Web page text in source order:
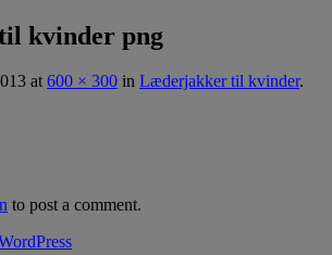
kvinder png
at600 × 300 in Læderjakker til kvinder.
to post a comment.